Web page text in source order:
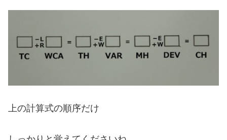
上の計算式の順序だけ